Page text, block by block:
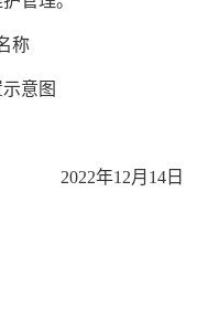
称
意图
2022年12月14日